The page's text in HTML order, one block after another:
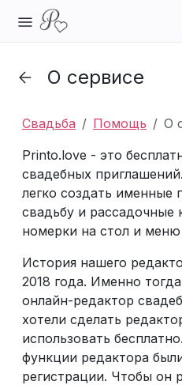
О сервисе
Свадьба Помощь
О
Printo.love - это
свадебных
легко создать именные
свадьбу и рассадочные
номерки на стол и
История нашего
2018 года. Именно
онлайн-редактор
хотели сделать
использовать
функции редактора
регистрации. Чтобы он